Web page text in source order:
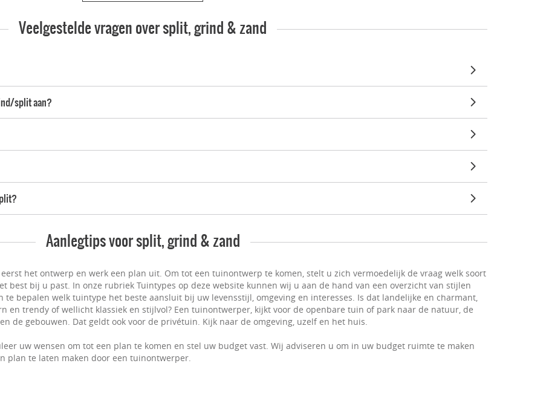
Veelgestelde vragen over split, grind & zand
split aan?
Aanlegtips voor split, grind & zand
eerst het ontwerp en werk een plan uit. Om tot een tuinontwerp te komen, stelt u zich vermoedelijk de vraag welk soort
best bij u past. In onze rubriek Tuintypes op deze website kunnen wij u aan de hand van een overzicht van stijlen
te bepalen welk tuintype het beste aansluit bij uw levensstijl, omgeving en interesses. Is dat landelijke en charmant,
en trendy of wellicht klassiek en stijlvol? Een tuinontwerper, kijkt voor de openbare tuin of park naar de natuur, de
de gebouwen. Dat geldt ook voor de privétuin. Kijk naar de omgeving, uzelf en het huis.
uw wensen om tot een plan te komen en stel uw budget vast. Wij adviseren u om in uw budget ruimte te maken
plan te laten maken door een tuinontwerper.